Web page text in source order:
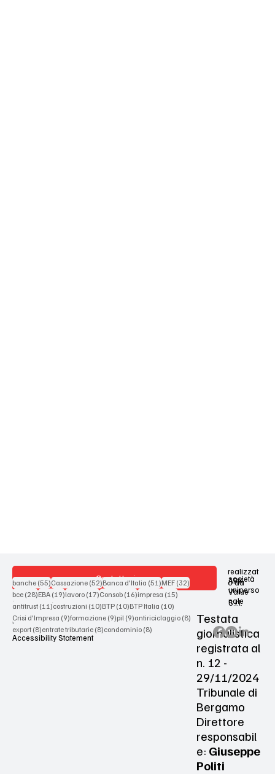
Contattaci
Terms & Conditions
Privacy Policy
Accessibility Statement
realizzat
o da
società
uniperso
nale
ARX
Value
S.r.l.
Testata
giornalistica
registrata al
n. 12 -
29/11/2024
Tribunale di
Bergamo
Direttore
responsabil
e: Giuseppe
Politi
banche (55)55 post
Cassazione (52)52 post
Banca d'Italia (51)51 post
MEF (32)32 post
bce (28)28 post
EBA (19)19 post
lavoro (17)17 post
Consob (16)16 post
impresa (15)15 post
antitrust (11)11 post
costruzioni (10)10 post
BTP (10)10 post
BTP Italia (10)10 post
Crisi d'Impresa (9)9 post
formazione (9)9 post
pil (9)9 post
antiriciclaggio (8)8 post
export (8)8 post
entrate tributarie (8)8 post
condominio (8)8 post